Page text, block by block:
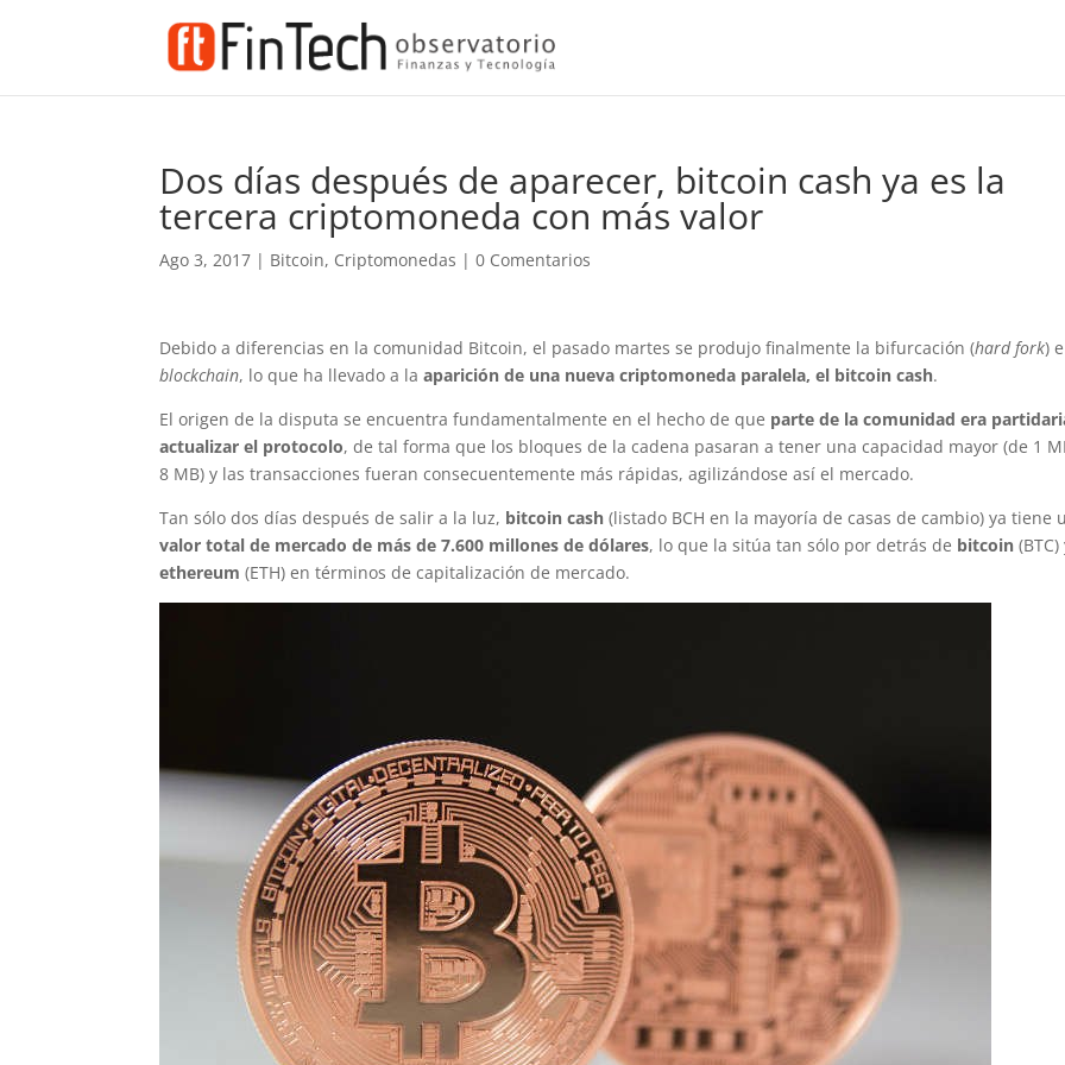
Dos días después de aparecer, bitcoin cash ya es la
tercera criptomoneda con más valor
Ago 3, 2017 | Bitcoin, Criptomonedas |0 Comentarios
Debido a diferencias en la comunidad Bitcoin, el pasado martes se produjo finalmente la bifurcación (hard fork)
blockchain, lo que ha llevado a laaparición de una nueva criptomoneda paralela, el bitcoin cash.
El origen de la disputa se encuentra fundamentalmente en el hecho de que parte de la comunidad era
actualizar el protocolo, de tal forma que los bloques de la cadena pasaran a tener una capacidad mayor (de 1
8 MB) y las transacciones fueran consecuentemente más rápidas, agilizándose así el mercado.
Tan sólo dos días después de salir a la luz, bitcoin cash (listado BCH en la mayoría de casas de cambio) ya tiene
valor total de mercado de más de 7.600 millones de dólares, lo que la sitúa tan sólo por detrás de bitcoin (BTC)
ethereum (ETH) en términos de capitalización de mercado.